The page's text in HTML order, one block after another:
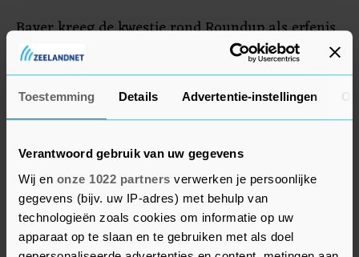
Toestemming Details Advertentie-instellingen
Verantwoord gebruik van uw gegevens
Wij en onze 1022 partners verwerken je persoonlijke
gegevens (bijv. uw IP-adres) met behulp van
technologieën zoals cookies om informatie op uw
apparaat op te slaan en te gebruiken met als doel
Bayer kreeg de kwestie rond Roundup als erfenis
van de eerdere overname van het Amerikaanse
Monsanto. Het bedrijf zelf heeft altijd gezegd dat
de onkruidverdelger veilig is. Studies en
gezondheidsautoriteiten hebben volgens Bayer
Roundup, niet kankerverwekkend is voor
mensen. In bijvoorbeeld Nederland is Roundup
ook nog steeds te koop.